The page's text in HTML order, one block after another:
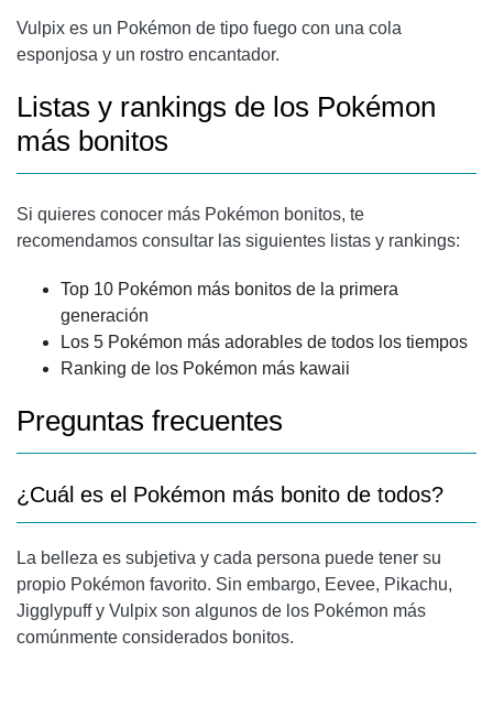
Vulpix es un Pokémon de tipo fuego con una cola
esponjosa y un rostro encantador.
Listas y rankings de los Pokémon
más bonitos
Si quieres conocer más Pokémon bonitos, te
recomendamos consultar las siguientes listas y rankings:
Top 10 Pokémon más bonitos de la primera
generación
Los 5 Pokémon más adorables de todos los tiempos
Ranking de los Pokémon más kawaii
Preguntas frecuentes
¿Cuál es el Pokémon más bonito de todos?
La belleza es subjetiva y cada persona puede tener su
propio Pokémon favorito. Sin embargo, Eevee, Pikachu,
Jigglypuff y Vulpix son algunos de los Pokémon más
comúnmente considerados bonitos.